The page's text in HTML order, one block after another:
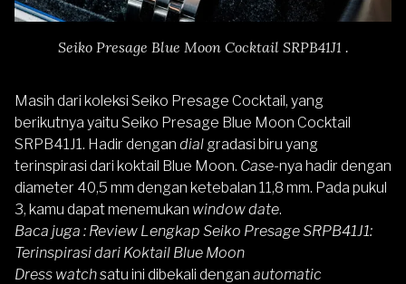
Seiko Presage Blue Moon Cocktail SRPB41J1 .
Masih dari koleksi Seiko Presage Cocktail, yang
berikutnya yaitu Seiko Presage Blue Moon Cocktail
SRPB41J1. Hadir dengan dial gradasi biru yang
terinspirasi dari koktail Blue Moon. Case-nya hadir dengan
diameter 40,5 mm dengan ketebalan 11,8 mm. Pada pukul
3, kamu dapat menemukan window date.
Baca juga : Review Lengkap Seiko Presage SRPB41J1:
Terinspirasi dari Koktail Blue Moon
Dress watchsatu ini dibekali dengan automatic